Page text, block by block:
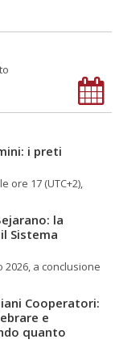
i preti
ore 17 (UTC+2),
la
Sistema
2026, a conclusione
Cooperatori:
e
quanto